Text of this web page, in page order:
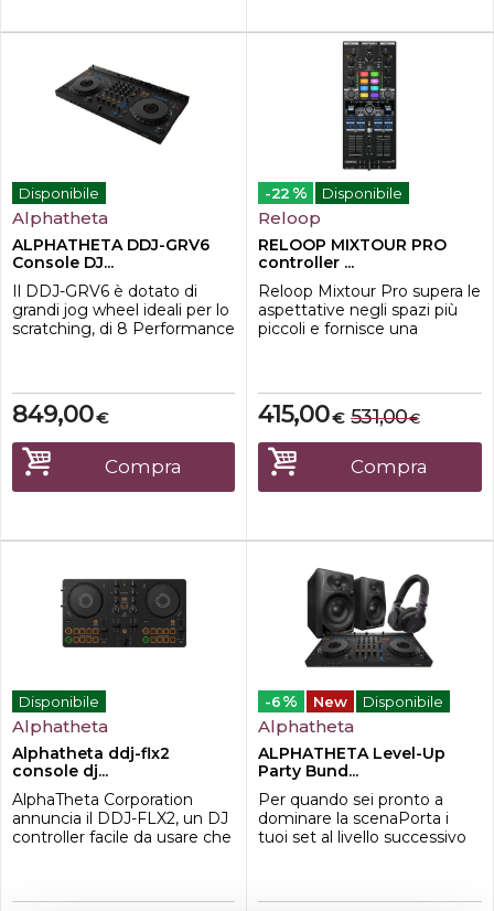
Disponibile
Alphatheta
ALPHATHETA DDJ-GRV6
Console DJ...
Il DDJ-GRV6 è dotato di
grandi jog wheel ideali per lo
scratching, di 8 Performance
3000 e di Beat FX dal DJM-
A9 nella sezione mixer. Ciò
significa che potrai suonare
con una sensazione simile a
quella che si prova uti...
€
849,00
Compra
-22 % Disponibile
Reloop
RELOOP MIXTOUR PRO
controller ...
Reloop Mixtour Pro supera le
aspettative negli spazi più
piccoli e fornisce una
controller DJ ultracompatto
è stato sviluppato in stretta
collaborazione con il
leggendario DJ e produttore
Laidback Luke ed è specific...
€
415,00 €
531,00
Compra
Disponibile
Alphatheta
Alphatheta ddj-flx2
console dj...
AlphaTheta Corporation
annuncia il DDJ-FLX2, un DJ
controller facile da usare che
-6% New Disponibile
Alphatheta
ALPHATHETA Level-Up
Party Bund...
Per quando sei pronto a
dominare la scenaPorta i
tuoi set al livello successivo